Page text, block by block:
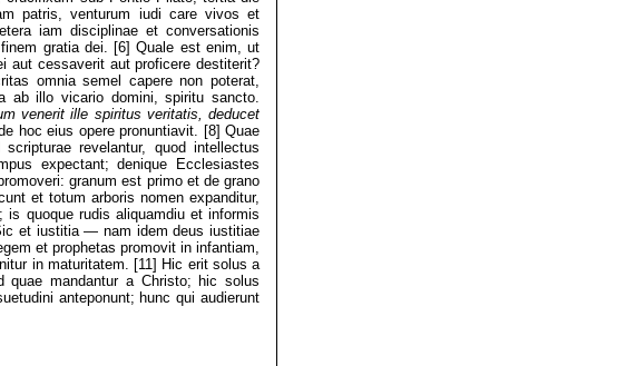
patris, venturum iudi care vivos et
iam disciplinae et conversationis
gratia dei. [6] Quale est enim, ut
aut cessaverit aut proficere destiterit?
omnia semel capere non poterat,
ab illo vicario domini, spiritu sancto.
venerit ille spiritus veritatis, deducet
hoc eius opere pronuntiavit. [8] Quae
revelantur, quod intellectus
expectant; denique Ecclesiastes
granum est primo et de grano
et totum arboris nomen expanditur,
quoque rudis aliquamdiu et informis
et iustitia — nam idem deus iustitiae
et prophetas promovit in infantiam,
in maturitatem. [11] Hic erit solus a
mandantur a Christo; hic solus
anteponunt; hunc qui audierunt